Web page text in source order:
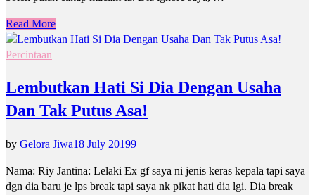
Read More
Percintaan
Lembutkan Hati Si Dia Dengan Usaha
Dan Tak Putus Asa!
by Gelora Jiwa18 July 20199
Nama: Riy Jantina: Lelaki Ex gf saya ni jenis keras kepala tapi saya
dgn dia baru je lps break tapi saya nk pikat hati dia lgi. Dia break